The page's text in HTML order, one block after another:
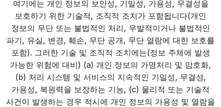
여기에는 개인 정보의 보안성, 기밀성, 가용성, 무결성을
보호하기 위한 기술적, 조직적 조치가 포함됩니다(개인
정보의 무단 또는 불법적인 처리, 우발적이거나 불법적인
파기, 유실, 변경, 훼손, 무단 공개, 무단 열람에 대한 보호를
포함). 그러한 기술 및 조직적 조치에는(정보 주체에 발생
가능한 위험에 대비) (a) 개인 정보의 가명처리 및 암호화,
(b) 처리 시스템 및 서비스의 지속적인 기밀성, 무결성,
가용성, 복원력을 보장하는 기능, (c) 물리적 또는 기술적
사건이 발생하는 경우 적시에 개인 정보의 가용성 및 열람을